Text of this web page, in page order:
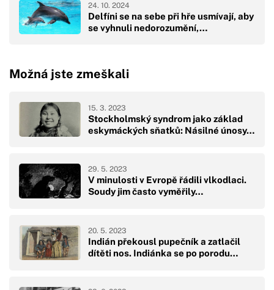
Delfíni se na sebe při hře usmívají, aby
se vyhnuli nedorozumění,…
24. 10. 2024
Možná jste zmeškali
Stockholmský syndrom jako základ
eskymáckých sňatků: Násilné únosy…
15. 3. 2023
V minulosti v Evropě řádili vlkodlaci.
Soudy jim často vyměřily…
29. 5. 2023
Indián překousl pupečník a zatlačil
dítěti nos. Indiánka se po porodu…
20. 5. 2023